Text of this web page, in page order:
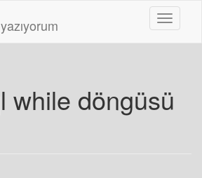
Toggle
while döngüsü